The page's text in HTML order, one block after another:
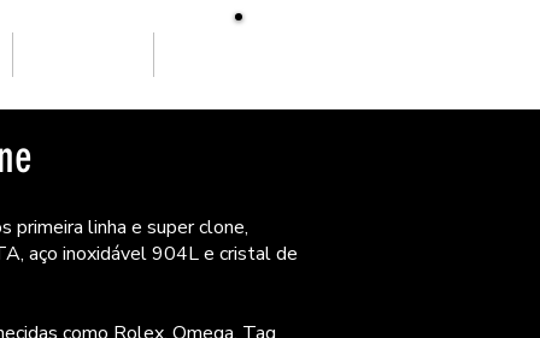
primeira linha e super clone,
aço inoxidável 904L e cristal de